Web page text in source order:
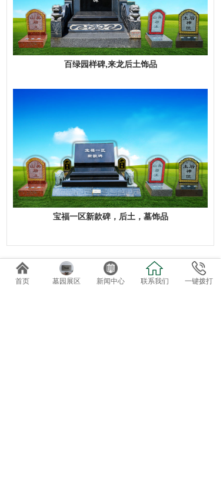
百绿园样碑,来龙后土饰品
宝福一区新款碑，后土，墓饰品
相关产品
首页 墓园展区 新闻中心 联系我们 一键拨打